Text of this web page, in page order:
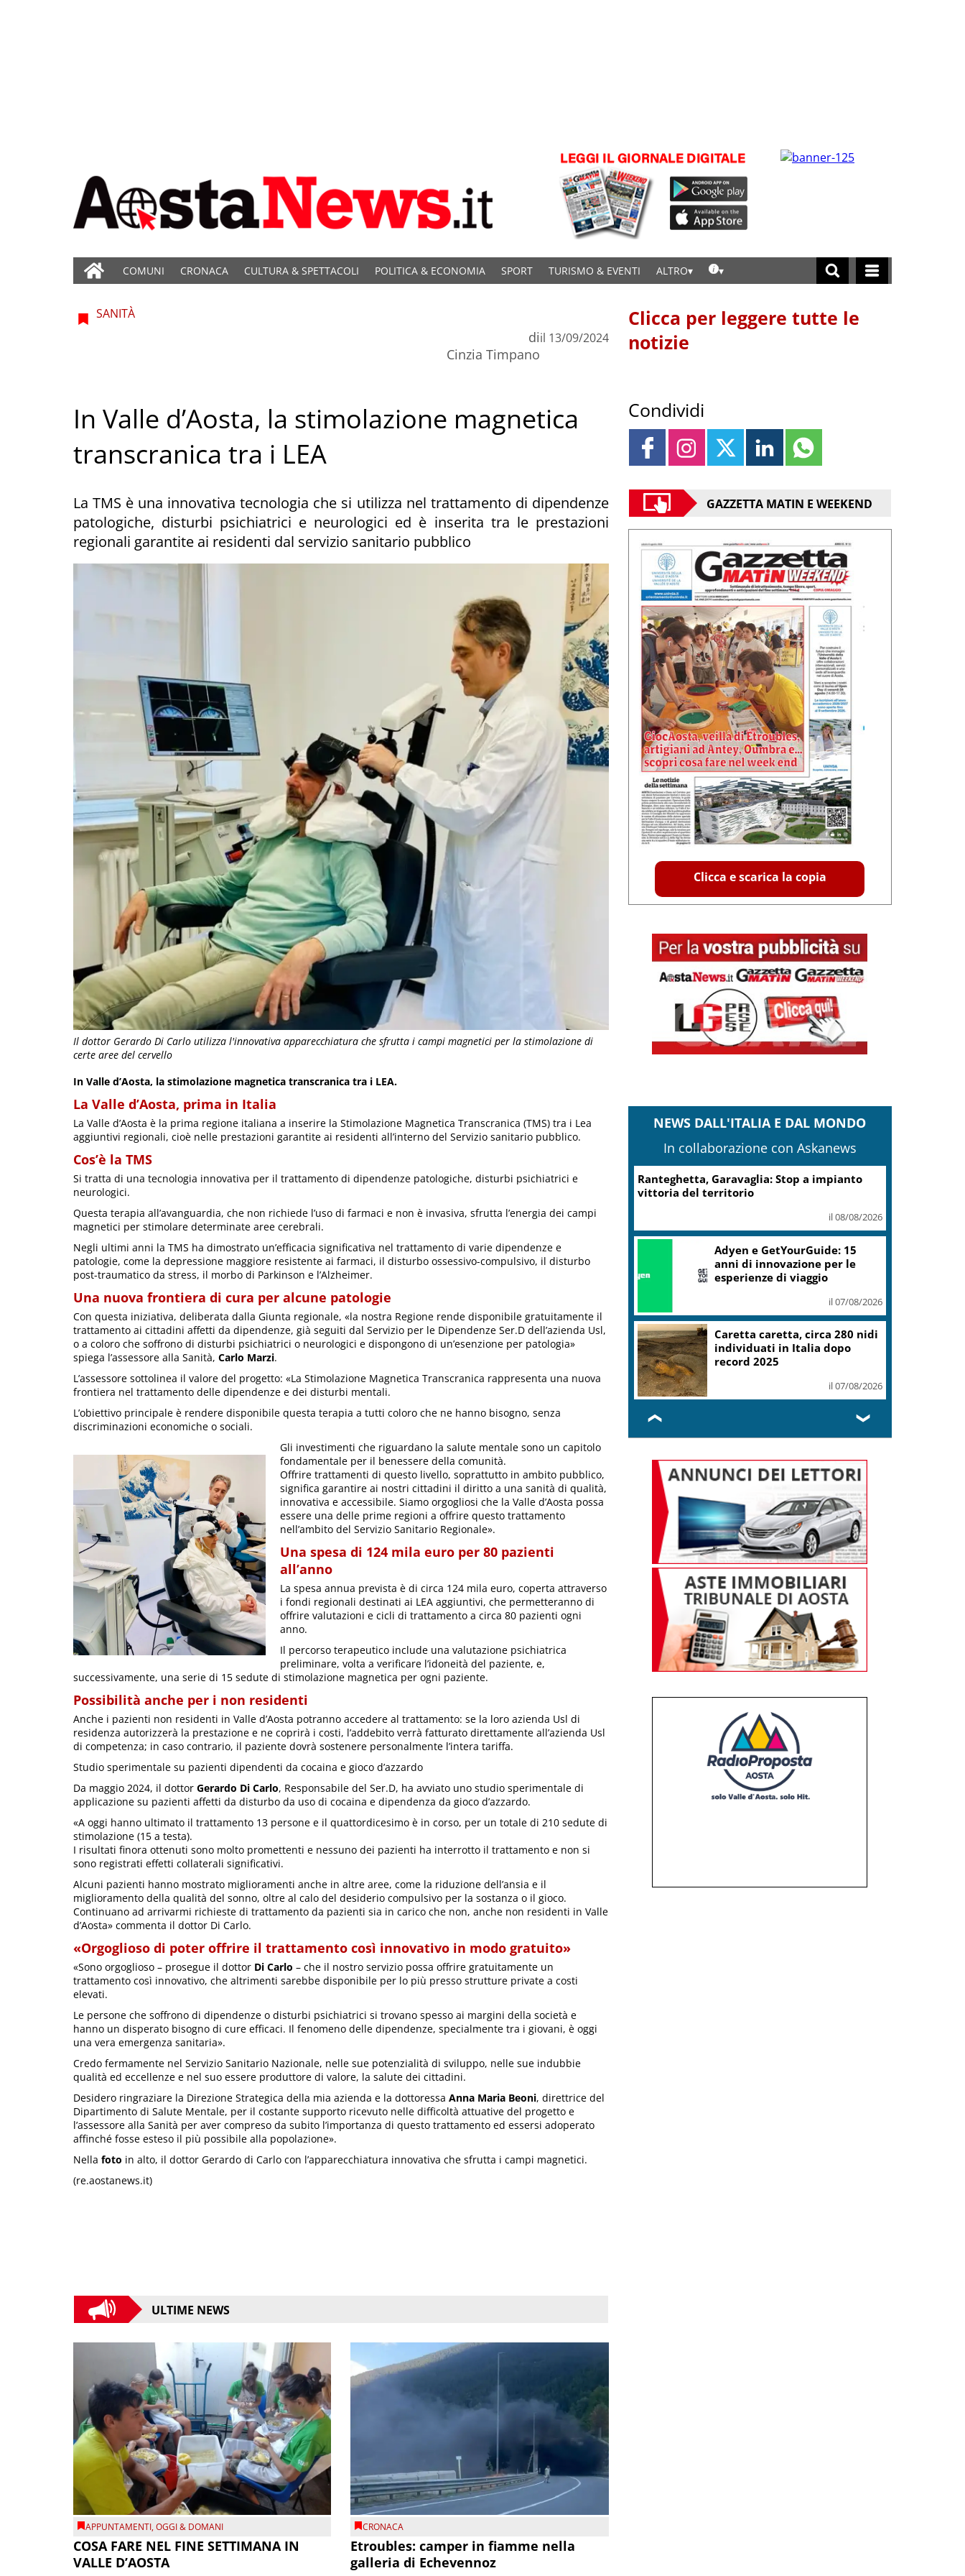
COMUNI CRONACA CULTURA & SPETTACOLI POLITICA & ECONOMIA SPORT TURISMO & EVENTI ALTRO
Il dottor Gerardo Di Carlo utilizza l'innovativa apparecchiatura che sfrutta i campi magnetici per la stimolazione di
certe aree del cervello
SANITÀ
di
Cinzia Timpano
il 13/09/2024
In Valle d’Aosta, la stimolazione magnetica
transcranica tra i LEA
La TMS è una innovativa tecnologia che si utilizza nel trattamento di dipendenze
patologiche, disturbi psichiatrici e neurologici ed è inserita tra le prestazioni
regionali garantite ai residenti dal servizio sanitario pubblico
In Valle d’Aosta, la stimolazione magnetica transcranica tra i LEA.
La Valle d’Aosta, prima in Italia
La Valle d’Aosta è la prima regione italiana a inserire la Stimolazione Magnetica Transcranica (TMS) tra i Lea
aggiuntivi regionali, cioè nelle prestazioni garantite ai residenti all’interno del Servizio sanitario pubblico.
Cos’è la TMS
Si tratta di una tecnologia innovativa per il trattamento di dipendenze patologiche, disturbi psichiatrici e
neurologici.
Questa terapia all’avanguardia, che non richiede l’uso di farmaci e non è invasiva, sfrutta l’energia dei campi
magnetici per stimolare determinate aree cerebrali.
Negli ultimi anni la TMS ha dimostrato un’efficacia significativa nel trattamento di varie dipendenze e
patologie, come la depressione maggiore resistente ai farmaci, il disturbo ossessivo-compulsivo, il disturbo
post-traumatico da stress, il morbo di Parkinson e l’Alzheimer.
Una nuova frontiera di cura per alcune patologie
Con questa iniziativa, deliberata dalla Giunta regionale, «la nostra Regione rende disponibile gratuitamente il
trattamento ai cittadini affetti da dipendenze, già seguiti dal Servizio per le Dipendenze Ser.D dell’azienda Usl,
o a coloro che soffrono di disturbi psichiatrici o neurologici e dispongono di un’esenzione per patologia»
spiega l’assessore alla Sanità, Carlo Marzi.
L’assessore sottolinea il valore del progetto: «La Stimolazione Magnetica Transcranica rappresenta una nuova
frontiera nel trattamento delle dipendenze e dei disturbi mentali.
L’obiettivo principale è rendere disponibile questa terapia a tutti coloro che ne hanno bisogno, senza
discriminazioni economiche o sociali.
Gli investimenti che riguardano la salute mentale sono un capitolo
fondamentale per il benessere della comunità.
Offrire trattamenti di questo livello, soprattutto in ambito pubblico,
significa garantire ai nostri cittadini il diritto a una sanità di qualità,
innovativa e accessibile. Siamo orgogliosi che la Valle d’Aosta possa
essere una delle prime regioni a offrire questo trattamento
nell’ambito del Servizio Sanitario Regionale».
Una spesa di 124 mila euro per 80 pazienti
all’anno
La spesa annua prevista è di circa 124 mila euro, coperta attraverso
i fondi regionali destinati ai LEA aggiuntivi, che permetteranno di
offrire valutazioni e cicli di trattamento a circa 80 pazienti ogni
anno.
Il percorso terapeutico include una valutazione psichiatrica
preliminare, volta a verificare l’idoneità del paziente, e,
successivamente, una serie di 15 sedute di stimolazione magnetica per ogni paziente.
Possibilità anche per i non residenti
Anche i pazienti non residenti in Valle d’Aosta potranno accedere al trattamento: se la loro azienda Usl di
residenza autorizzerà la prestazione e ne coprirà i costi, l’addebito verrà fatturato direttamente all’azienda Usl
di competenza; in caso contrario, il paziente dovrà sostenere personalmente l’intera tariffa.
Studio sperimentale su pazienti dipendenti da cocaina e gioco d’azzardo
Da maggio 2024, il dottor Gerardo Di Carlo, Responsabile del Ser.D, ha avviato uno studio sperimentale di
applicazione su pazienti affetti da disturbo da uso di cocaina e dipendenza da gioco d’azzardo.
«A oggi hanno ultimato il trattamento 13 persone e il quattordicesimo è in corso, per un totale di 210 sedute di
stimolazione (15 a testa).
I risultati finora ottenuti sono molto promettenti e nessuno dei pazienti ha interrotto il trattamento e non si
sono registrati effetti collaterali significativi.
Alcuni pazienti hanno mostrato miglioramenti anche in altre aree, come la riduzione dell’ansia e il
miglioramento della qualità del sonno, oltre al calo del desiderio compulsivo per la sostanza o il gioco.
Continuano ad arrivarmi richieste di trattamento da pazienti sia in carico che non, anche non residenti in Valle
d’Aosta» commenta il dottor Di Carlo.
«Orgoglioso di poter offrire il trattamento così innovativo in modo gratuito»
«Sono orgoglioso – prosegue il dottor Di Carlo – che il nostro servizio possa offrire gratuitamente un
trattamento così innovativo, che altrimenti sarebbe disponibile per lo più presso strutture private a costi
elevati.
Le persone che soffrono di dipendenze o disturbi psichiatrici si trovano spesso ai margini della società e
hanno un disperato bisogno di cure efficaci. Il fenomeno delle dipendenze, specialmente tra i giovani, è oggi
una vera emergenza sanitaria».
Credo fermamente nel Servizio Sanitario Nazionale, nelle sue potenzialità di sviluppo, nelle sue indubbie
qualità ed eccellenze e nel suo essere produttore di valore, la salute dei cittadini.
Desidero ringraziare la Direzione Strategica della mia azienda e la dottoressa Anna Maria Beoni, direttrice del
Dipartimento di Salute Mentale, per il costante supporto ricevuto nelle difficoltà attuative del progetto e
l’assessore alla Sanità per aver compreso da subito l’importanza di questo trattamento ed essersi adoperato
affinché fosse esteso il più possibile alla popolazione».
Nella foto in alto, il dottor Gerardo di Carlo con l’apparecchiatura innovativa che sfrutta i campi magnetici.
(re.aostanews.it)
ULTIME NEWS
APPUNTAMENTI,OGGI & DOMANI
COSA FARE NEL FINE SETTIMANA IN
VALLE D’AOSTA
CRONACA
Etroubles: camper in fiamme nella
galleria di Echevennoz
Clicca per leggere tutte le
notizie
Condividi
GAZZETTA MATIN E WEEKEND
Clicca e scarica la copia
NEWS DALL'ITALIA E DAL MONDO
In collaborazione con Askanews
Ranteghetta, Garavaglia: Stop a impianto
vittoria del territorio
il 08/08/2026
Adyen e GetYourGuide: 15
anni di innovazione per le
esperienze di viaggio
il 07/08/2026
Caretta caretta, circa 280 nidi
individuati in Italia dopo
record 2025
il 07/08/2026
❮ ❯